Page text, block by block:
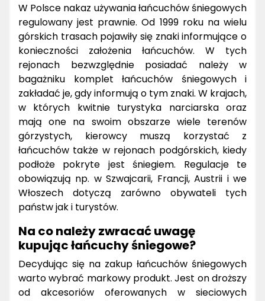
W Polsce nakaz używania łańcuchów śniegowych
regulowany jest prawnie. Od 1999 roku na wielu
górskich trasach pojawiły się znaki informujące o
konieczności założenia łańcuchów. W tych
rejonach bezwzględnie posiadać należy w
bagażniku komplet łańcuchów śniegowych i
zakładać je, gdy informują o tym znaki. W krajach,
w których kwitnie turystyka narciarska oraz
mają one na swoim obszarze wiele terenów
górzystych, kierowcy muszą korzystać z
łańcuchów także w rejonach podgórskich, kiedy
podłoże pokryte jest śniegiem. Regulacje te
obowiązują np. w Szwajcarii, Francji, Austrii i we
Włoszech dotyczą zarówno obywateli tych
państw jak i turystów.
Na co należy zwracać uwagę
kupując łańcuchy śniegowe?
Decydując się na zakup łańcuchów śniegowych
warto wybrać markowy produkt. Jest on droższy
od akcesoriów oferowanych w sieciowych